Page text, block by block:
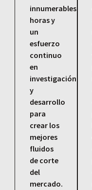
innumerables
horas y
un
esfuerzo
continuo
en
investigación
y
desarrollo
para
crear los
mejores
fluidos
de corte
del
mercado.